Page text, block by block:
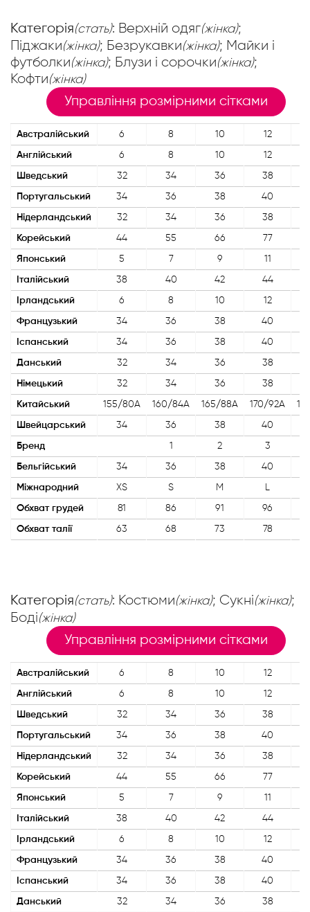
Категорія(стать): Верхній одяг(жінка);
Піджаки(жінка); Безрукавки(жінка); Майки і
футболки(жінка); Блузи і сорочки(жінка);
Кофти(жінка)
Управління розмірними сітками
Австралійський 6 8 10 12
Англійський 6 8 10 12
Шведський 32 34 36 38
Португальський 34 36 38 40
Нідерландський 32 34 36 38
Корейський 44 55 66 77
Японський 5 7 9 11
Італійський 38 40 42 44
Ірландський 6 8 10 12
Французький 34 36 38 40
Іспанський 34 36 38 40
Данський 32 34 36 38
Німецький 32 34 36 38
Китайський 155/80A 160/84A 165/88A 170/92A
Швейцарський 34 36 38 40
Бренд 1 2 3
Бельгійський 34 36 38 40
Міжнародний XS S M L
Обхват грудей 81 86 91 96
Обхват талії 63 68 73 78
Категорія(стать): Костюми(жінка); Сукні(жінка);
Боді(жінка)
Управління розмірними сітками
Австралійський 6 8 10 12
Англійський 6 8 10 12
Шведський 32 34 36 38
Португальський 34 36 38 40
Нідерландський 32 34 36 38
Корейський 44 55 66 77
Японський 5 7 9 11
Італійський 38 40 42 44
Ірландський 6 8 10 12
Французький 34 36 38 40
Іспанський 34 36 38 40
Данський 32 34 36 38